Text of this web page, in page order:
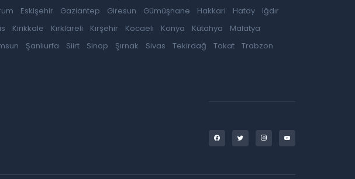
Eskişehir Gaziantep Giresun Gümüşhane Hakkari Hatay
Iğdır
Kırıkkale Kırklareli Kırşehir Kocaeli Konya Kütahya
Malatya
Şanlıurfa Siirt Sinop Şırnak Sivas Tekirdağ Tokat
Trabzon